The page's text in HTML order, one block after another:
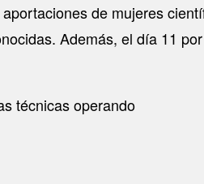
de mujeres
Además, el día 11
técnicas operando